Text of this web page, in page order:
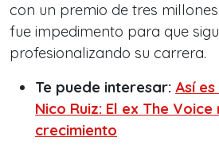
con un premio de tres
fue impedimento para que
profesionalizando su carrera.
Te puede interesar: Así
Nico Ruiz: El ex The
crecimiento